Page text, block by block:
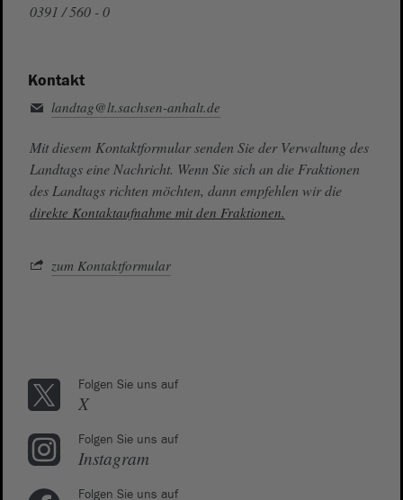
0391 / 560 - 0
Kontakt
landtag@lt.sachsen-anhalt.de
Mit diesem Kontaktformular senden Sie der Verwaltung des
Landtags eine Nachricht. Wenn Sie sich an die Fraktionen
des Landtags richten möchten, dann empfehlen wir die
direkte Kontaktaufnahme mit den Fraktionen.
zum Kontaktformular
Folgen Sie uns auf
X
Folgen Sie uns auf
Instagram
Folgen Sie uns auf